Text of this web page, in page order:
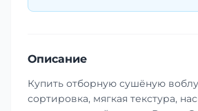
Описание
Купить отборную сушёную
сортировка, мягкая текстура,